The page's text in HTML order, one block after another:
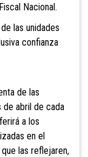
Nacional.
las unidades
confianza
de las
abril de cada
a los
en el
las reflejaren,